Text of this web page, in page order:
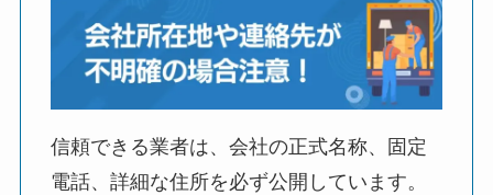
信頼できる業者は、会社の正式名称、固定
電話、詳細な住所を必ず公開しています。